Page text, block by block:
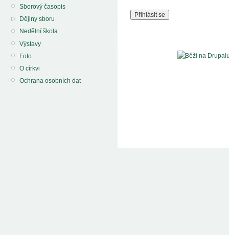
Sborový časopis
Dějiny sboru
Nedělní škola
Výstavy
Foto
O církvi
Ochrana osobních dat